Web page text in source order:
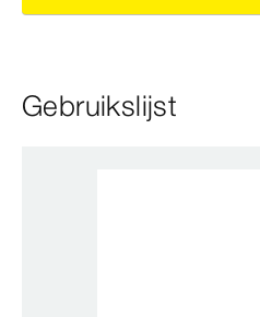
Gebruikslijst